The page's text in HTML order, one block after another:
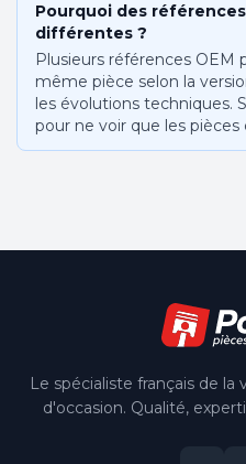
Pourquoi des
différentes ?
Plusieurs références OEM
même pièce selon la
les évolutions techniques.
pour ne voir que les pièces
Le spécialiste français de
d'occasion. Qualité,